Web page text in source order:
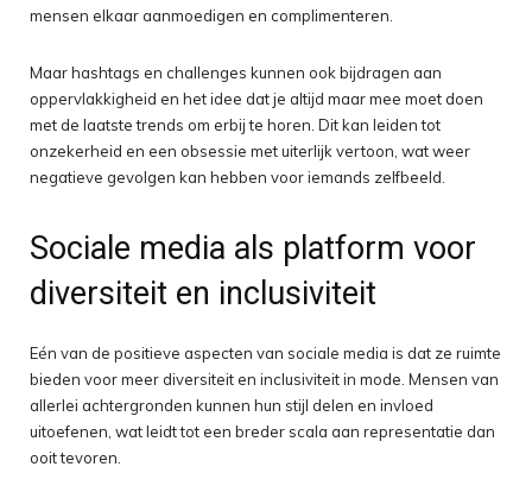
mensen elkaar aanmoedigen en complimenteren.
Maar hashtags en challenges kunnen ook bijdragen aan
oppervlakkigheid en het idee dat je altijd maar mee moet doen
met de laatste trends om erbij te horen. Dit kan leiden tot
onzekerheid en een obsessie met uiterlijk vertoon, wat weer
negatieve gevolgen kan hebben voor iemands zelfbeeld.
Sociale media als platform voor
diversiteit en inclusiviteit
Eén van de positieve aspecten van sociale media is dat ze ruimte
bieden voor meer diversiteit en inclusiviteit in mode. Mensen van
allerlei achtergronden kunnen hun stijl delen en invloed
uitoefenen, wat leidt tot een breder scala aan representatie dan
ooit tevoren.